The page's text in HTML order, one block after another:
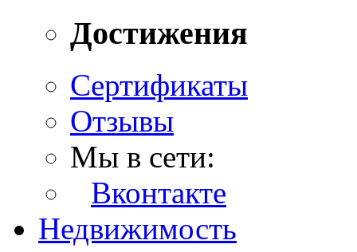
Достижения
Сертификаты
Отзывы
Мы в сети:
Вконтакте
Недвижимость